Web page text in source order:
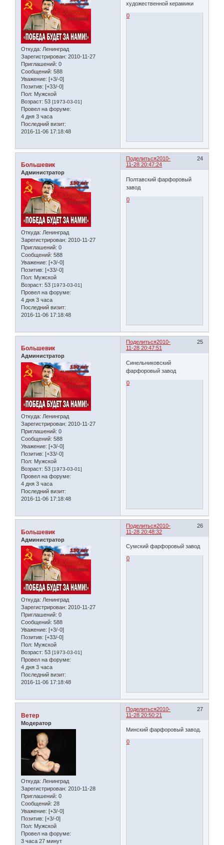
Откуда: Ленинград
Зарегистрирован: 2010-11-27
Приглашений: 0
Сообщений: 588
Уважение: [+3/-0]
Позитив: [+33/-0]
Пол: Мужской
Возраст: 53 [1973-03-01]
Провел на форуме:
4 дня 3 часа
Последний визит:
2016-11-06 17:18:48
художественной керамики
0
Поделиться 24
2010-
11-28 20:47:24
Большевик
Администратор
Откуда: Ленинград
Зарегистрирован: 2010-11-27
Приглашений: 0
Сообщений: 588
Уважение: [+3/-0]
Позитив: [+33/-0]
Пол: Мужской
Возраст: 53 [1973-03-01]
Провел на форуме:
4 дня 3 часа
Последний визит:
2016-11-06 17:18:48
Полтавский фарфоровый
завод
0
Поделиться 25
2010-
11-28 20:47:51
Большевик
Администратор
Откуда: Ленинград
Зарегистрирован: 2010-11-27
Приглашений: 0
Сообщений: 588
Уважение: [+3/-0]
Позитив: [+33/-0]
Пол: Мужской
Возраст: 53 [1973-03-01]
Провел на форуме:
4 дня 3 часа
Последний визит:
2016-11-06 17:18:48
Синельниковский
фарфоровый завод
0
Поделиться 26
2010-
11-28 20:48:32
Большевик
Администратор
Откуда: Ленинград
Зарегистрирован: 2010-11-27
Приглашений: 0
Сообщений: 588
Уважение: [+3/-0]
Позитив: [+33/-0]
Пол: Мужской
Возраст: 53 [1973-03-01]
Провел на форуме:
4 дня 3 часа
Последний визит:
2016-11-06 17:18:48
Сумский фарфоровый завод
0
Поделиться 27
2010-
11-28 20:50:21
Ветер
Модератор
Откуда: Ленинград
Зарегистрирован: 2010-11-28
Приглашений: 0
Сообщений: 28
Уважение: [+3/-0]
Позитив: [+3/-0]
Пол: Мужской
Провел на форуме:
3 часа 27 минут
Минский фарфоровый завод.
0